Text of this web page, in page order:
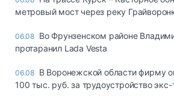
метровый мост через реку
06.08 Во Фрунзенском районе
протаранил Lada Vesta
06.08 В Воронежской области фирму
100 тыс. руб. за трудоустройство